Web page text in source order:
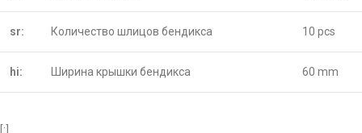
sr: Количество шлицов бендикса 10 pcs
hi: Ширина крышки бендикса 60 mm
[:]